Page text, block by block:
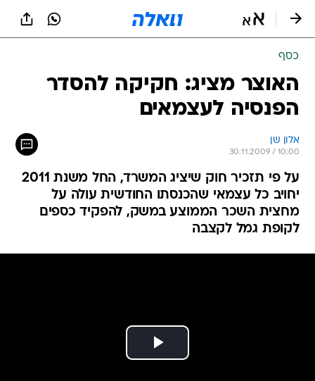
כסף
האוצר מציג: חקיקה להסדר
הפנסיה לעצמאים
אלון שן
30.11.2009 / 10:00
על פי תזכיר חוק שיציג המשרד, החל משנת 2011
יחויב כל עצמאי שהכנסתו החודשית עולה על
מחצית השכר הממוצע במשק, להפקיד כספים
לקופת גמל לקצבה